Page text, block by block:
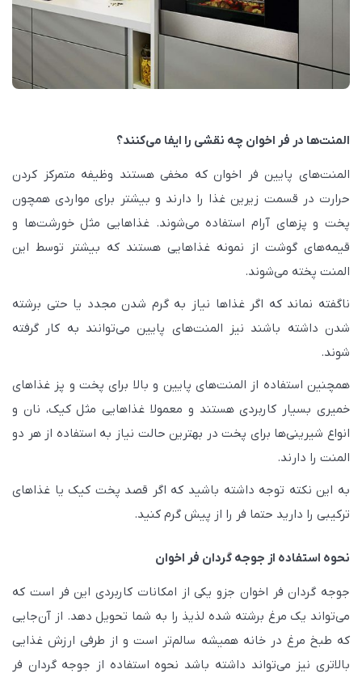
المنت‌ها در فر اخوان چه نقشی را ایفا می‌کنند؟
المنت‌های پایین فر اخوان که مخفی هستند وظیفه متمرکز کردن
حرارت در قسمت زیرین غذا را دارند و بیشتر برای مواردی همچون
پخت و پزهای آرام استفاده می‌شوند. غذاهایی مثل خورشت‌ها و
قیمه‌های گوشت از نمونه غذاهایی هستند که بیشتر توسط این
المنت پخته می‌شوند.
ناگفته نماند که اگر غذاها نیاز به گرم شدن مجدد یا حتی برشته
شدن داشته باشند نیز المنت‌های پایین می‌توانند به کار گرفته
شوند.
همچنین استفاده از المنت‌های پایین و بالا برای پخت و پز غذاهای
خمیری بسیار کاربردی هستند و معمولا غذاهایی مثل کیک، نان و
انواع شیرینی‌ها برای پخت در بهترین حالت نیاز به استفاده از هر دو
المنت را دارند.
به این نکته توجه داشته باشید که اگر قصد پخت کیک یا غذاهای
ترکیبی را دارید حتما فر را از پیش گرم کنید.
نحوه استفاده از جوجه گردان فر اخوان
جوجه گردان فر اخوان جزو یکی از امکانات کاربردی این فر است که
می‌تواند یک مرغ برشته شده لذیذ را به شما تحویل دهد. از آن‌جایی
که طبخ مرغ در خانه همیشه سالم‌تر است و از طرفی ارزش غذایی
بالاتری نیز می‌تواند داشته باشد نحوه استفاده از جوجه گردان فر